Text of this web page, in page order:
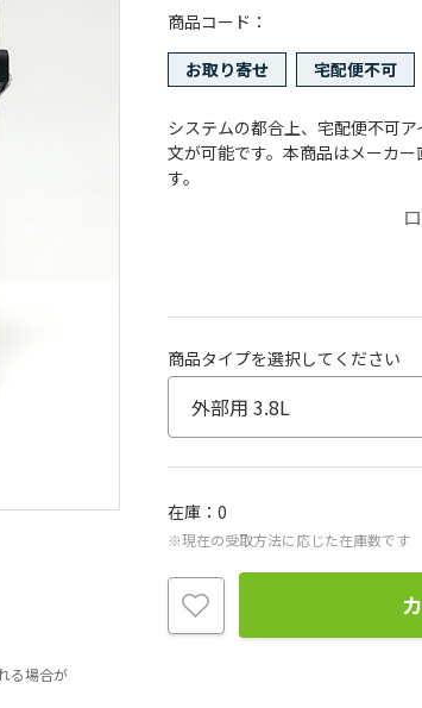
る場合が
商品コード
お取り寄せ 宅配便不可
システムの都合上、宅配便不可
文が可能です。本商品はメーカ
す。
商品タイプを選択してください
在庫 0
※現在の受取方法に応じた在庫数です